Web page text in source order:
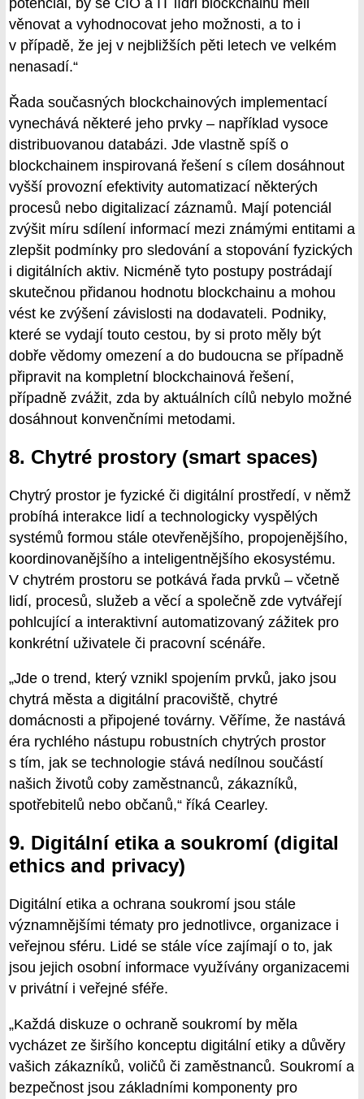
potenciál, by se CIO a IT lídři blockchainu měli
věnovat a vyhodnocovat jeho možnosti, a to i
v případě, že jej v nejbližších pěti letech ve velkém
nenasadí.“
Řada současných blockchainových implementací
vynechává některé jeho prvky – například vysoce
distribuovanou databázi. Jde vlastně spíš o
blockchainem inspirovaná řešení s cílem dosáhnout
vyšší provozní efektivity automatizací některých
procesů nebo digitalizací záznamů. Mají potenciál
zvýšit míru sdílení informací mezi známými entitami a
zlepšit podmínky pro sledování a stopování fyzických
i digitálních aktiv. Nicméně tyto postupy postrádají
skutečnou přidanou hodnotu blockchainu a mohou
vést ke zvýšení závislosti na dodavateli. Podniky,
které se vydají touto cestou, by si proto měly být
dobře vědomy omezení a do budoucna se případně
připravit na kompletní blockchainová řešení,
případně zvážit, zda by aktuálních cílů nebylo možné
dosáhnout konvenčními metodami.
8. Chytré prostory (smart spaces)
Chytrý prostor je fyzické či digitální prostředí, v němž
probíhá interakce lidí a technologicky vyspělých
systémů formou stále otevřenějšího, propojenějšího,
koordinovanějšího a inteligentnějšího ekosystému.
V chytrém prostoru se potkává řada prvků – včetně
lidí, procesů, služeb a věcí a společně zde vytvářejí
pohlcující a interaktivní automatizovaný zážitek pro
konkrétní uživatele či pracovní scénáře.
„Jde o trend, který vznikl spojením prvků, jako jsou
chytrá města a digitální pracoviště, chytré
domácnosti a připojené továrny. Věříme, že nastává
éra rychlého nástupu robustních chytrých prostor
s tím, jak se technologie stává nedílnou součástí
našich životů coby zaměstnanců, zákazníků,
spotřebitelů nebo občanů,“ říká Cearley.
9. Digitální etika a soukromí (digital
ethics and privacy)
Digitální etika a ochrana soukromí jsou stále
významnějšími tématy pro jednotlivce, organizace i
veřejnou sféru. Lidé se stále více zajímají o to, jak
jsou jejich osobní informace využívány organizacemi
v privátní i veřejné sféře.
„Každá diskuze o ochraně soukromí by měla
vycházet ze širšího konceptu digitální etiky a důvěry
vašich zákazníků, voličů či zaměstnanců. Soukromí a
bezpečnost jsou základními komponenty pro